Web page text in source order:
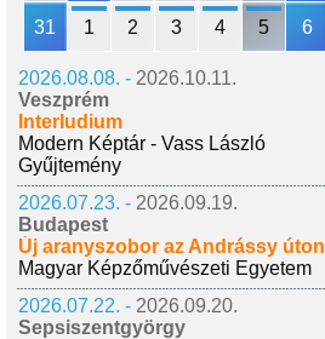
31 1 2 3 4 5 6
2026.08.08. - 2026.10.11.
Veszprém
Interludium
Modern Képtár - Vass László
Gyűjtemény
2026.07.23. - 2026.09.19.
Budapest
Új aranyszobor az Andrássy úton
Magyar Képzőművészeti Egyetem
2026.07.22. - 2026.09.20.
Sepsiszentgyörgy